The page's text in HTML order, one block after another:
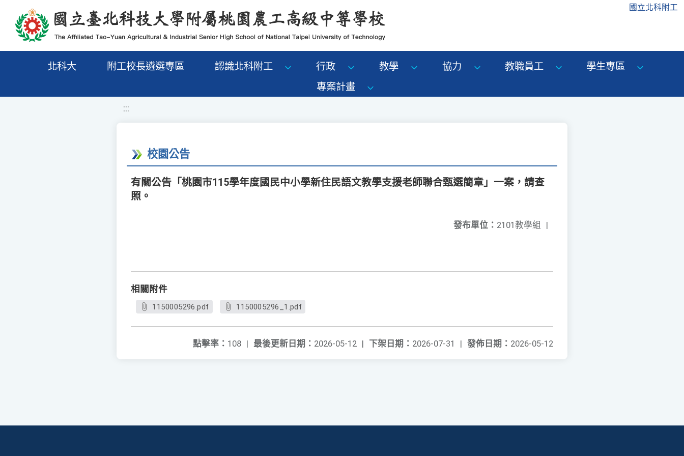
移至網頁之主要內容區位置 國立北科附工
北科大 附工校長遴選專區 認識北科附工 行政 教學 協力 教職員工
學生專區
專案計畫
:::
校園公告
有關公告「桃園市115學年度國民中小學新住民語文教學支援老師聯合甄選簡章」一案，請查
照。
發布單位： 2101教學組 |
相關附件
1150005296.pdf 1150005296_1.pdf
發佈日期： 2026-05-12
下架日期： 2026-07-31 |
最後更新日期： 2026-05-12 |
點擊率： 108 |